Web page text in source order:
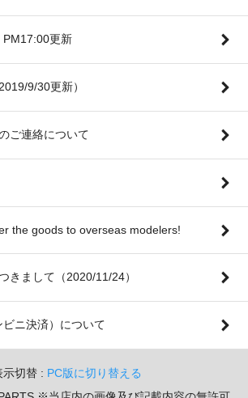
更新
9/30更新）
ご連絡について
the goods to overseas modelers!
きまして（2020/11/24）
ニ決済）について
示切替 : PC版に切り替える